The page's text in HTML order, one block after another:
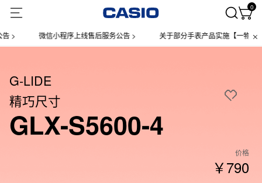
0
微信小程序上线售后服务公告 > 关于部分手表产品实施【一物一码】管
G-LIDE
精巧尺寸
GLX-S5600-4
价格
￥790